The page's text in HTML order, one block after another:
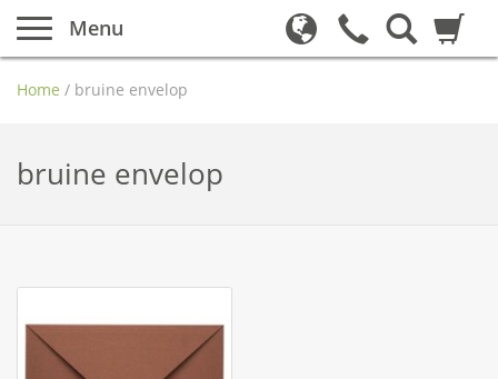
Menu
Home / bruine envelop
bruine envelop